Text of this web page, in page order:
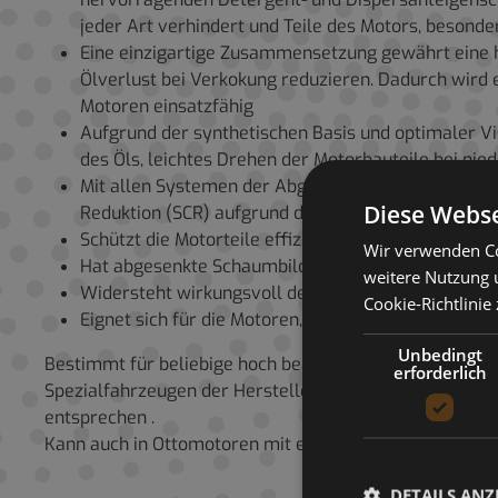
jeder Art verhindert und Teile des Motors,
Eine einzigartige Zusammensetzung gewährt
Ölverlust bei Verkokung reduzieren. Dadurch
Motoren einsatzfähig
Aufgrund der synthetischen Basis und optimaler
des Öls, leichtes Drehen der Motorbauteile bei
Mit allen Systemen der Abgasneutralisation
Reduktion (SCR) aufgrund der Low SAPS-
Schützt die Motorteile effizient vor Korrosion
Hat abgesenkte Schaumbildung
Widersteht wirkungsvoll der Vergrößerung der
Eignet sich für die Motoren, die mit dem
Bestimmt für beliebige hoch beanspruchte
Spezialfahrzeugen der Hersteller aus Europa,
entsprechen .
Kann auch in Ottomotoren mit erforderlicher
Diese
Wir verwenden
weitere Nutzung
Cookie-Richtlinie
Unbedingt
erforderlich